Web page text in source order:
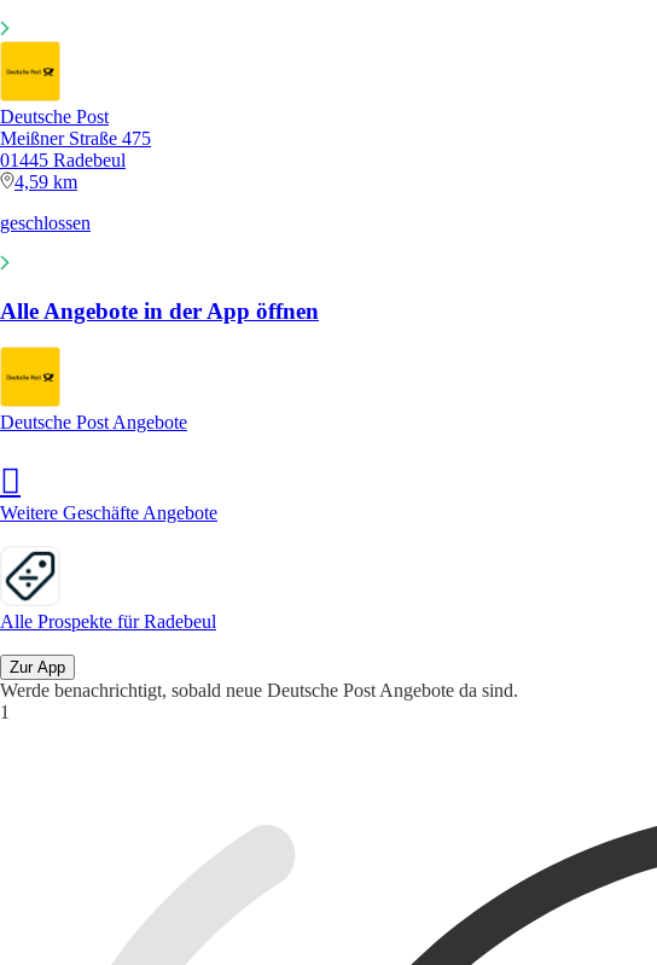
Deutsche Post
Meißner Straße 475
01445 Radebeul
4,59 km
geschlossen
Alle Angebote in der App öffnen
Deutsche Post Angebote
Weitere Geschäfte Angebote
Alle Prospekte für Radebeul
Zur App
Werde benachrichtigt, sobald neue Deutsche Post Angebote da sind.